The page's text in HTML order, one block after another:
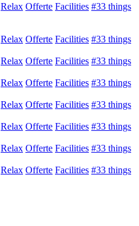
Relax Offerte Facilities #33 things
Relax Offerte Facilities #33 things
Relax Offerte Facilities #33 things
Relax Offerte Facilities #33 things
Relax Offerte Facilities #33 things
Relax Offerte Facilities #33 things
Relax Offerte Facilities #33 things
Relax Offerte Facilities #33 things